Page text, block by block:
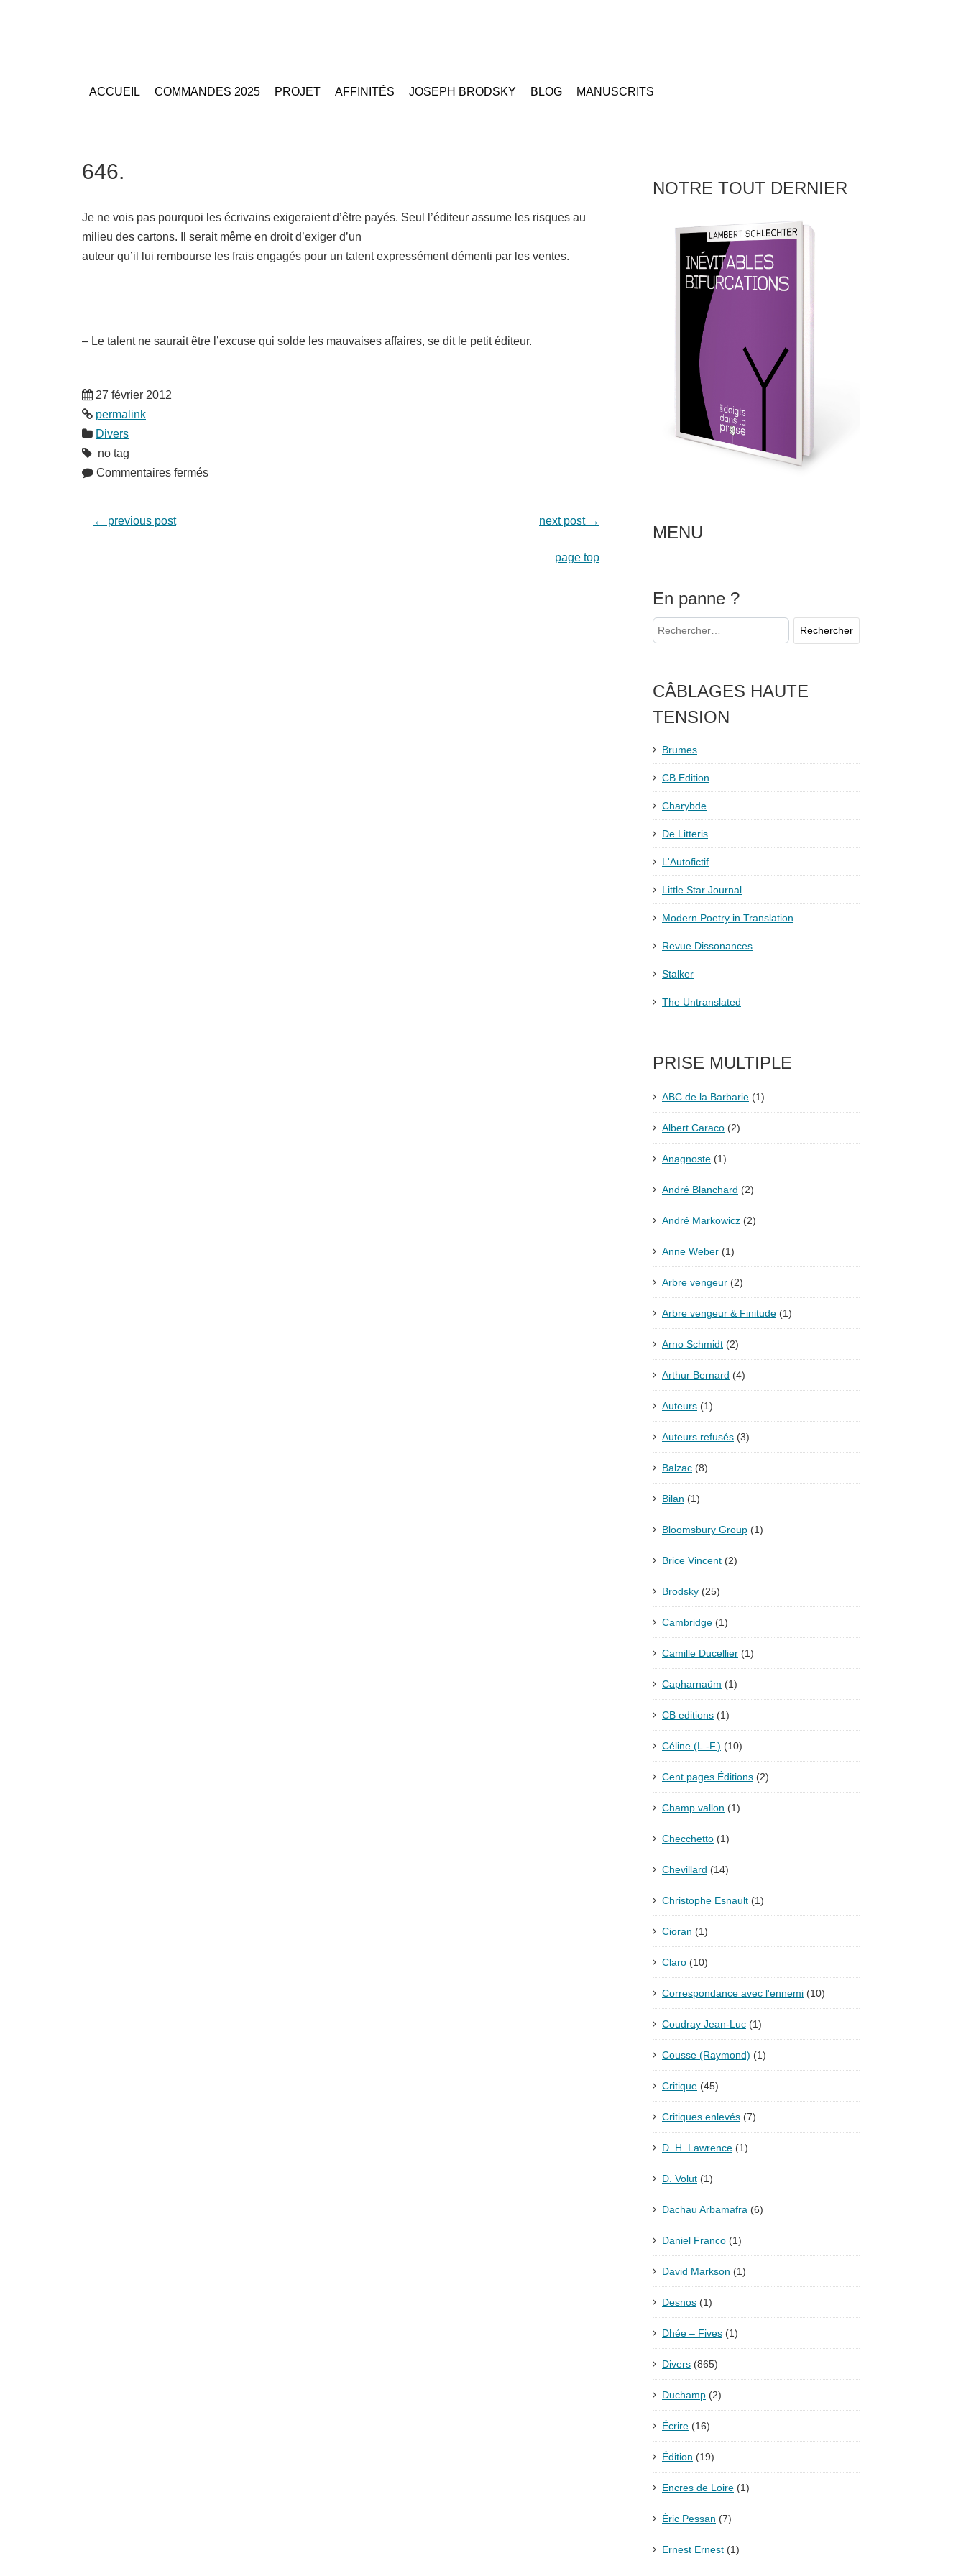
ACCUEIL COMMANDES 2025 PROJET AFFINITÉS JOSEPH BRODSKY BLOG MANUSCRITS
646.
Je ne vois pas pourquoi les écrivains exigeraient d’être payés. Seul l’éditeur assume les risques au
milieu des cartons. Il serait même en droit d’exiger d’un
auteur qu’il lui rembourse les frais engagés pour un talent expressément démenti par les ventes.
– Le talent ne saurait être l’excuse qui solde les mauvaises affaires, se dit le petit éditeur.
27 février 2012
permalink
Divers
no tag
Commentaires fermés
← previous post next post →
page top
NOTRE TOUT DERNIER
MENU
En panne ?
CÂBLAGES HAUTE
TENSION
Brumes
CB Edition
Charybde
De Litteris
L'Autofictif
Little Star Journal
Modern Poetry in Translation
Revue Dissonances
Stalker
The Untranslated
PRISE MULTIPLE
ABC de la Barbarie (1)
Albert Caraco (2)
Anagnoste (1)
André Blanchard (2)
André Markowicz (2)
Anne Weber (1)
Arbre vengeur (2)
Arbre vengeur & Finitude (1)
Arno Schmidt (2)
Arthur Bernard (4)
Auteurs (1)
Auteurs refusés (3)
Balzac (8)
Bilan (1)
Bloomsbury Group (1)
Brice Vincent (2)
Brodsky (25)
Cambridge (1)
Camille Ducellier (1)
Capharnaüm (1)
CB editions (1)
Céline (L.-F.) (10)
Cent pages Éditions (2)
Champ vallon (1)
Checchetto (1)
Chevillard (14)
Christophe Esnault (1)
Cioran (1)
Claro (10)
Correspondance avec l'ennemi (10)
Coudray Jean-Luc (1)
Cousse (Raymond) (1)
Critique (45)
Critiques enlevés (7)
D. H. Lawrence (1)
D. Volut (1)
Dachau Arbamafra (6)
Daniel Franco (1)
David Markson (1)
Desnos (1)
Dhée – Fives (1)
Divers (865)
Duchamp (2)
Écrire (16)
Édition (19)
Encres de Loire (1)
Éric Pessan (7)
Ernest Ernest (1)